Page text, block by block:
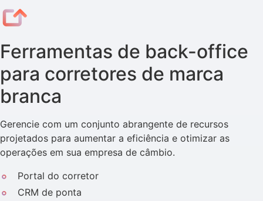
Ferramentas de back-office
para corretores de marca
branca
Gerencie com um conjunto abrangente de recursos
projetados para aumentar a eficiência e otimizar as
operações em sua empresa de câmbio.
Portal do corretor
CRM de ponta